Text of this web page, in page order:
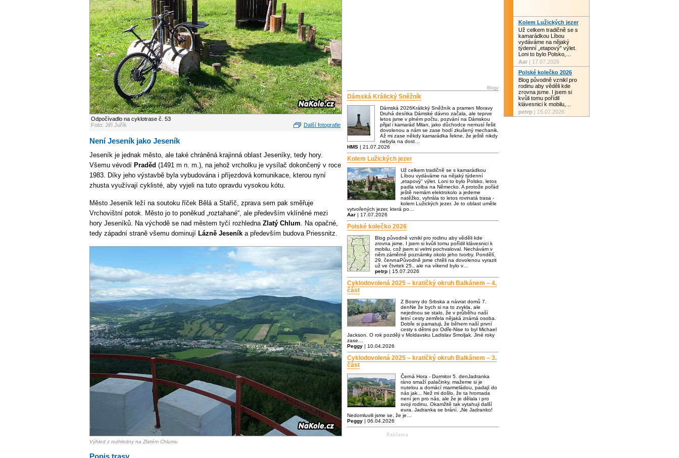
Odpočívadlo na cyklotrase č. 53
Foto: Jiří Juřík
Další fotografie
Není Jeseník jako Jeseník
Jeseník je jednak město, ale také chráněná krajinná oblast Jeseníky, tedy hory.
Všemu vévodí Praděd (1491 m n. m.), na jehož vrcholku je vysílač dokončený v roce
1983. Díky jeho výstavbě byla vybudována i příjezdová komunikace, kterou nyní
zhusta využívají cyklisté, aby vyjeli na tuto opravdu vysokou kótu.
Město Jeseník leží na soutoku říček Bělá a Staříč, zprava sem pak směřuje
Vrchovištní potok. Město jo to poněkud „roztahané“, ale především vklíněné mezi
hory Jeseníků. Na východě se nad městem tyčí rozhledna Zlatý Chlum. Na opačné,
tedy západní straně všemu dominují Lázně Jeseník a především budova Priessnitz.
Výhled z rozhledny na Zlatém Chlumu
Popis trasy
Blogy
Dámská Králický Sněžník
Dámská 2026Králický Sněžník a pramen Moravy
Druhá desítka Dámské dávno začala, ale teprve
letos jsme v plném počtu, pozvání na Dámskou
přijal i kamarád Milan, jako důchodce nemusí řešit
dovolenou a nám se zase hodí zkušený mechanik.
Až mi zase někdy kamarádka řekne, že ještě nikdy
nebyla na dost…
HMS | 21.07.2026
Kolem Lužických jezer
Už celkem tradičně se s kamarádkou
Líbou vydáváme na nějaký týdenní
„etapový" výlet. Loni to bylo Polsko, letos
padla volba na Německo. A protože pořád
ještě nemám elektrokolo a jedeme
natěžko, vyhrála to letos rovinatá trasa -
kolem Lužických jezer. Je to oblast uměle
vytvořených jezer, která po…
Aar | 17.07.2026
Polské kolečko 2026
Blog původně vznikl pro rodinu aby věděli kde
zrovna jsme. I jsem si kvůli tomu pořídil klávesnici k
mobilu, což jsem si velmi pochvaloval. Nechávám v
něm záměrně poznámky okolo jeho tvorby. Pondělí,
29. červnaPůvodně jsme chtěli na dovolenou vyrazit
už ve čtvrtek 25., ale na víkend bylo v…
petrp | 15.07.2026
Cyklodovolená 2025 – kratičký okruh Balkánem – 4.
část
Z Bosny do Srbska a návrat domů 7.
denNe že bych si na to zvykla, ale
nejednou se stalo, že v průběhu naší
letní cesty zemřela nějaká známá osoba.
Dobře si pamatuji, že během naší první
cesty s dětmi po Odře-Nise to byl Michael
Jackson. O rok později v Moldavsku Ladislav Smoljak. Jiné roky
zase…
Peggy | 10.04.2026
Cyklodovolená 2025 – kratičký okruh Balkánem – 3.
část
Černá Hora - Durmitor 5. denJadranka
ráno smaží palačinky, mažeme si je
nutelou a domácí marmeládou, padají do
nás jak... Než mi došlo, že ta hromada
není jen pro nás, ale že je dělala i pro
svoji rodinu. Okamžitě tak vytahuji další
eura. Jadranka se brání. „Ne Jadranko!
Nedomluvili jsme se, že je…
Peggy | 06.04.2026
Kolem Lužických jezer
Už celkem tradičně se s
kamarádkou Líbou
vydáváme na nějaký
týdenní „etapový" výlet.
Loni to bylo Polsko,…
Aar | 17.07.2026
Polské kolečko 2026
Blog původně vznikl pro
rodinu aby věděli kde
zrovna jsme. I jsem si
kvůli tomu pořídil
klávesnici k mobilu,…
petrp | 15.07.2026